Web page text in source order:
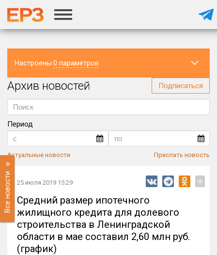
Настроены 0 параметров
Регион
Архив новостей Подписаться
Период
Актуальные новости Прислать новость
Все новости 25 июля 2019 15:29 +
Средний размер ипотечного
жилищного кредита для долевого
строительства в Ленинградской
области в мае составил 2,60 млн руб.
(график)